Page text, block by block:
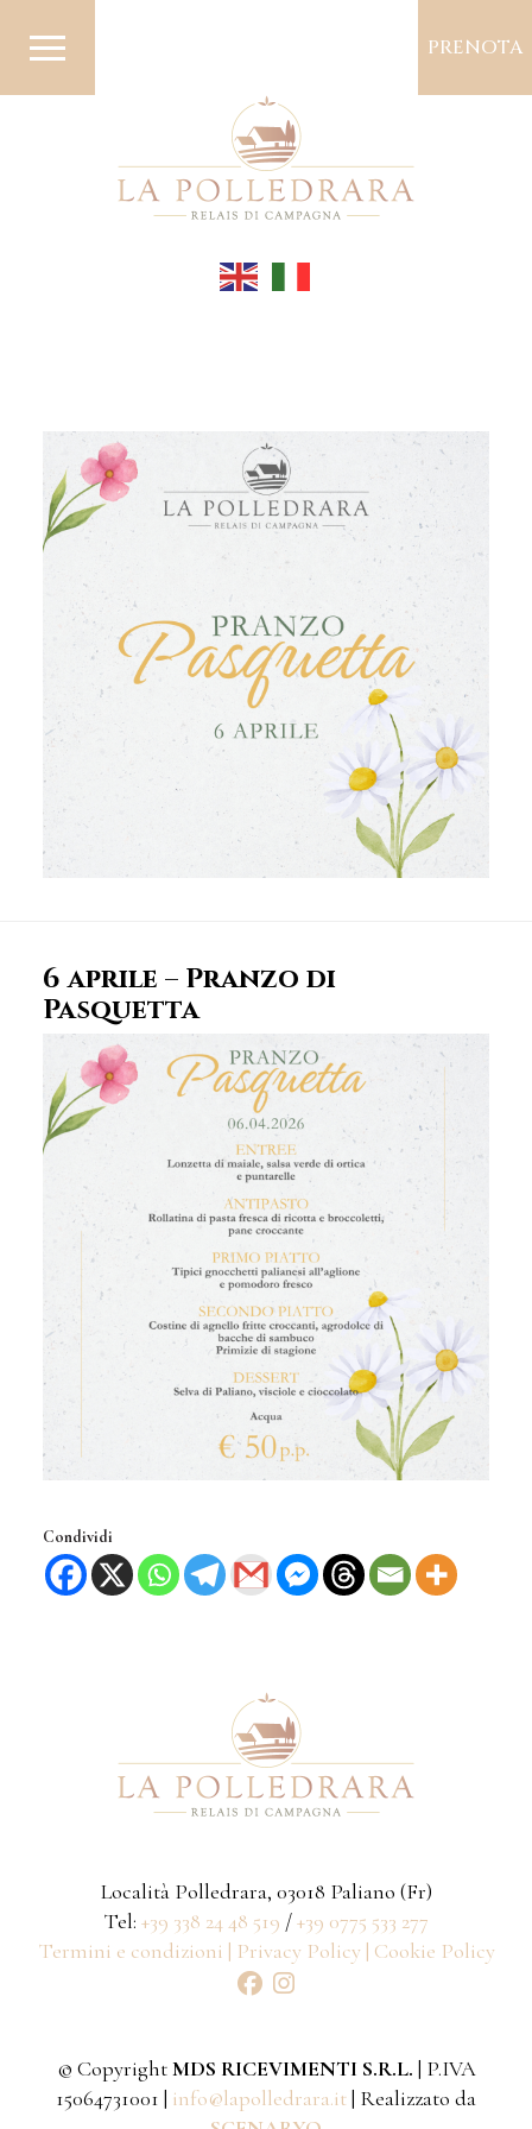
PRENOTA
6 aprile – Pranzo di
Pasquetta
Condividi
Località Polledrara, 03018 Paliano (Fr)
Tel: +39 338 24 48 519 /+39 0775 533 277
Termini e condizioni | Privacy Policy | Cookie Policy
© CopyrightMDS RICEVIMENTI S.R.L. | P.IVA
15064731001 | info@lapolledrara.it| Realizzato da